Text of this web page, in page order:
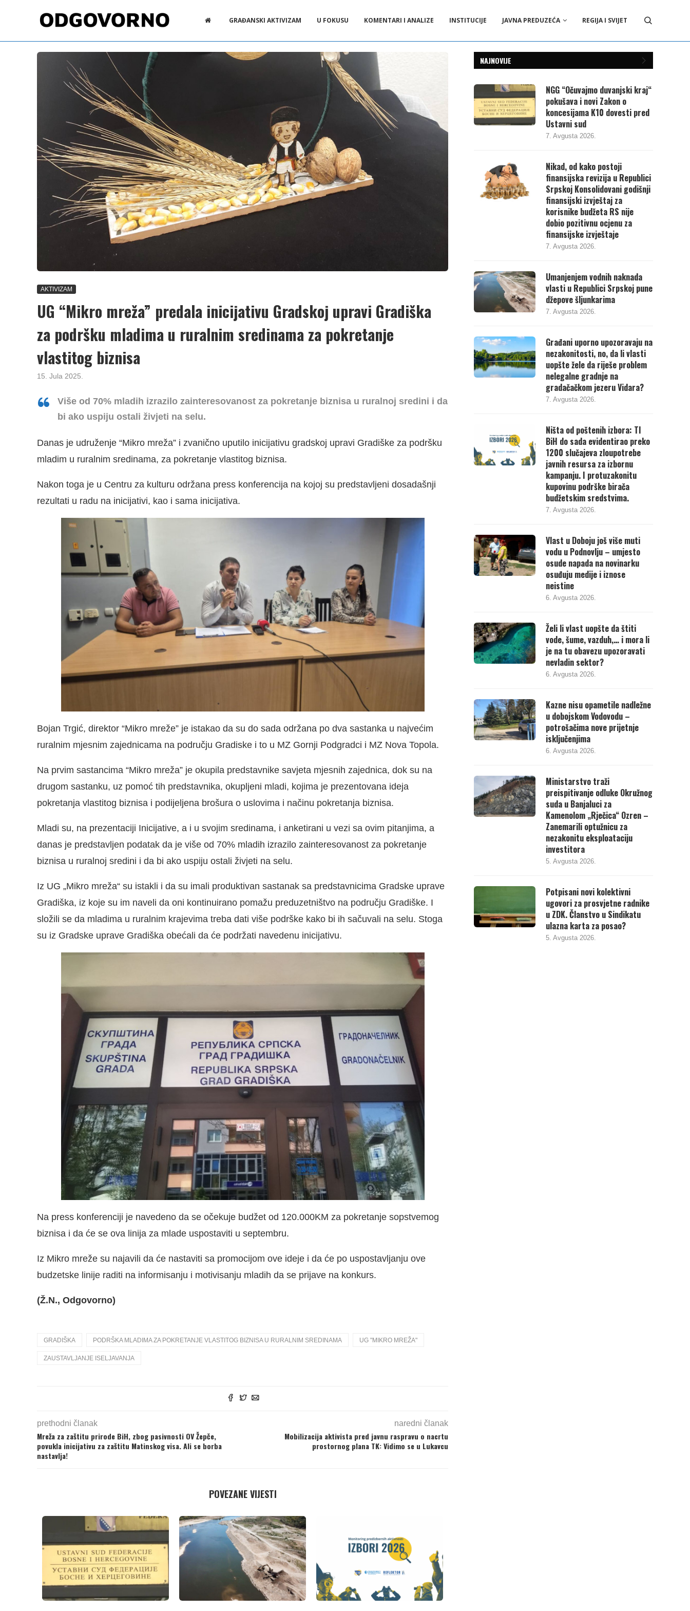
GRAĐANSKI AKTIVIZAM U FOKUSU KOMENTARI I ANALIZE INSTITUCIJE JAVNA PREDUZEĆA REGIJA I SVIJET
AKTIVIZAM
UG “Mikro mreža” predala inicijativu Gradskoj upravi Gradiška
za podršku mladima u ruralnim sredinama za pokretanje
vlastitog biznisa
15. Jula 2025.
Više od 70% mladih izrazilo zainteresovanost za pokretanje biznisa u ruralnoj sredini i da
bi ako uspiju ostali živjeti na selu.
Danas je udruženje “Mikro mreža” i zvanično uputilo inicijativu gradskoj upravi Gradiške za podršku
mladim u ruralnim sredinama, za pokretanje vlastitog biznisa.
Nakon toga je u Centru za kulturu održana press konferencija na kojoj su predstavljeni dosadašnji
rezultati u radu na inicijativi, kao i sama inicijativa.
Bojan Trgić, direktor “Mikro mreže” je istakao da su do sada održana po dva sastanka u najvećim
ruralnim mjesnim zajednicama na području Gradiske i to u MZ Gornji Podgradci i MZ Nova Topola.
Na prvim sastancima “Mikro mreža” je okupila predstavnike savjeta mjesnih zajednica, dok su na
drugom sastanku, uz pomoć tih predstavnika, okupljeni mladi, kojima je prezentovana ideja
pokretanja vlastitog biznisa i podijeljena brošura o uslovima i načinu pokretanja biznisa.
Mladi su, na prezentaciji Inicijative, a i u svojim sredinama, i anketirani u vezi sa ovim pitanjima, a
danas je predstavljen podatak da je više od 70% mladih izrazilo zainteresovanost za pokretanje
biznisa u ruralnoj sredini i da bi ako uspiju ostali živjeti na selu.
Iz UG „Mikro mreža“ su istakli i da su imali produktivan sastanak sa predstavnicima Gradske uprave
Gradiška, iz koje su im naveli da oni kontinuirano pomažu preduzetništvo na području Gradiške. I
složili se da mladima u ruralnim krajevima treba dati više podrške kako bi ih sačuvali na selu. Stoga
su iz Gradske uprave Gradiška obećali da će podržati navedenu inicijativu.
Na press konferenciji je navedeno da se očekuje budžet od 120.000KM za pokretanje sopstvemog
biznisa i da će se ova linija za mlade uspostaviti u septembru.
Iz Mikro mreže su najavili da će nastaviti sa promocijom ove ideje i da će po uspostavljanju ove
budzetske linije raditi na informisanju i motivisanju mladih da se prijave na konkurs.
(Ž.N., Odgovorno)
GRADIŠKA PODRŠKA MLADIMA ZA POKRETANJE VLASTITOG BIZNISA U RURALNIM SREDINAMA UG "MIKRO MREŽA"
ZAUSTAVLJANJE ISELJAVANJA
prethodni članak
Mreža za zaštitu prirode BiH, zbog pasivnosti OV Žepče,
povukla inicijativu za zaštitu Matinskog visa. Ali se borba
nastavlja!
naredni članak
Mobilizacija aktivista pred javnu raspravu o nacrtu
prostornog plana TK: Vidimo se u Lukavcu
POVEZANE VIJESTI
NAJNOVIJE
NGG “Očuvajmo duvanjski kraj“
pokušava i novi Zakon o
koncesijama K10 dovesti pred
Ustavni sud
7. Avgusta 2026.
Nikad, od kako postoji
finansijska revizija u Republici
Srpskoj Konsolidovani godišnji
finansijski izvještaj za
korisnike budžeta RS nije
dobio pozitivnu ocjenu za
finansijske izvještaje
7. Avgusta 2026.
Umanjenjem vodnih naknada
vlasti u Republici Srpskoj pune
džepove šljunkarima
7. Avgusta 2026.
Građani uporno upozoravaju na
nezakonitosti, no, da li vlasti
uopšte žele da riješe problem
nelegalne gradnje na
gradačačkom jezeru Vidara?
7. Avgusta 2026.
Ništa od poštenih izbora: TI
BiH do sada evidentirao preko
1200 slučajeva zloupotrebe
javnih resursa za izbornu
kampanju. I protuzakonitu
kupovinu podrške birača
budžetskim sredstvima.
7. Avgusta 2026.
Vlast u Doboju još više muti
vodu u Podnovlju – umjesto
osude napada na novinarku
osuđuju medije i iznose
neistine
6. Avgusta 2026.
Želi li vlast uopšte da štiti
vode, šume, vazduh,… i mora li
je na tu obavezu upozoravati
nevladin sektor?
6. Avgusta 2026.
Kazne nisu opametile nadležne
u dobojskom Vodovodu –
potrošačima nove prijetnje
isključenjima
6. Avgusta 2026.
Ministarstvo traži
preispitivanje odluke Okružnog
suda u Banjaluci za
Kamenolom „Rječica“ Ozren –
Zanemarili optužnicu za
nezakonitu eksploataciju
investitora
5. Avgusta 2026.
Potpisani novi kolektivni
ugovori za prosvjetne radnike
u ZDK. Članstvo u Sindikatu
ulazna karta za posao?
5. Avgusta 2026.